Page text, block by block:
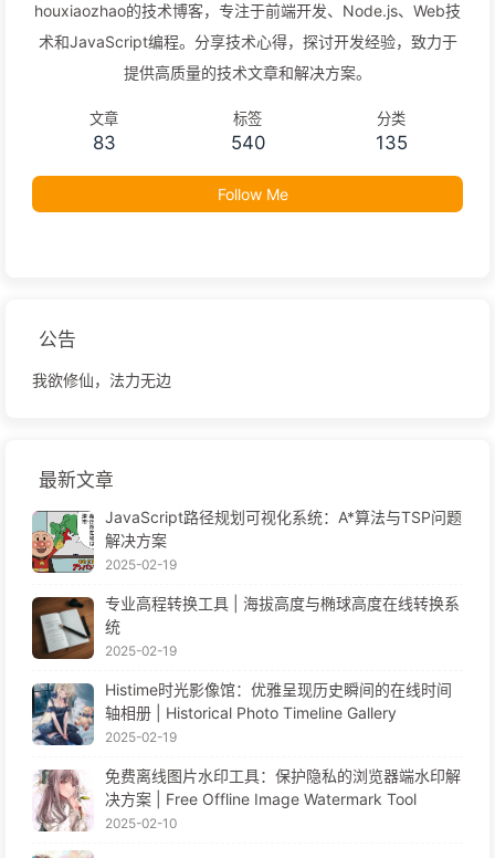
houxiaozhao的技术博客，专注于前端开发、Node.js、Web技
术和JavaScript编程。分享技术心得，探讨开发经验，致力于
提供高质量的技术文章和解决方案。
文章
83
标签
540
分类
135
Follow Me
公告
我欲修仙，法力无边
最新文章
JavaScript路径规划可视化系统：A*算法与TSP问题
解决方案
2025-02-19
专业高程转换工具 | 海拔高度与椭球高度在线转换系
统
2025-02-19
Histime时光影像馆：优雅呈现历史瞬间的在线时间
轴相册 | Historical Photo Timeline Gallery
2025-02-19
免费离线图片水印工具：保护隐私的浏览器端水印解
决方案 | Free Offline Image Watermark Tool
2025-02-10